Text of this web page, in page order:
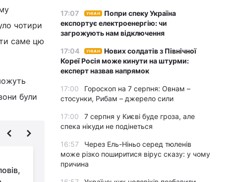
чотири
саме цю
були
Магніт для злодіїв:
17:07 УНІАН
Попри спеку Україна
експортує електроенергію: чи
загрожують нам відключення
17:04 УНІАН
Нових солдатів з Північної
Кореї Росія може кинути на штурми:
експерт назвав напрямок
17:00
Гороскоп на 7 серпня: Овнам –
стосунки, Рибам – джерело сили
17:00
7 серпня у Києві буде гроза, але
спека нікуди не подінеться
16:57
Через Ель-Ніньо серед тюленів
може різко поширитися вірус сказу: у чому
причина